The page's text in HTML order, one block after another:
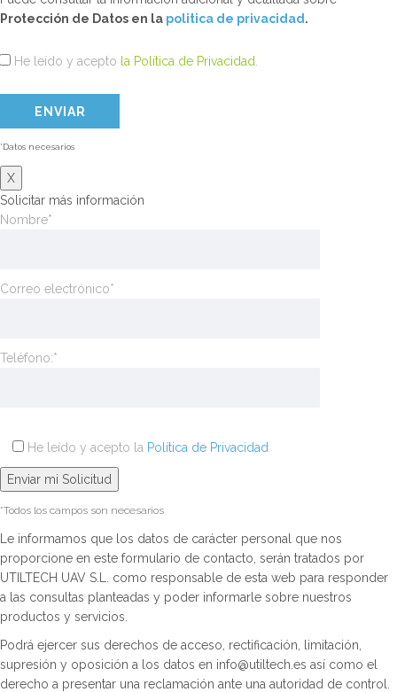
Protección de Datos en la politica de privacidad .
He leído y acepto la Política de Privacidad
*Datos necesarios
X
Solicitar más información
Nombre*
Correo electrónico*
Teléfono:*
He leído y acepto la Política de Privacidad
*Todos los campos son necesarios
Le informamos que los datos de carácter personal que nos
proporcione en este formulario de contacto, serán tratados por
UTILTECH UAV S.L. como responsable de esta web para responder
a las consultas planteadas y poder informarle sobre nuestros
productos y servicios.
Podrá ejercer sus derechos de acceso, rectificación, limitación,
supresión y oposición a los datos en info@utiltech.es así como el
derecho a presentar una reclamación ante una autoridad de control.